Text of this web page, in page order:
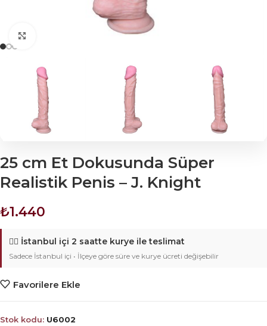
25 cm Et Dokusunda Süper
Realistik Penis – J. Knight
₺1.440
🚴‍♂️ İstanbul içi 2 saatte kurye ile teslimat
Sadece İstanbul içi • İlçeye göre süre ve kurye ücreti değişebilir
Favorilere Ekle
Stok kodu: U6002